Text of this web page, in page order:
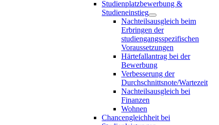
Studienplatzbewerbung &
Studieneinstieg
Nachteilsausgleich beim
Erbringen der
studiengangsspezifischen
Voraussetzungen
Härtefallantrag bei der
Bewerbung
Verbesserung der
Durchschnittsnote/Wartezeit
Nachteilsausgleich bei
Finanzen
Wohnen
Chancengleichheit bei